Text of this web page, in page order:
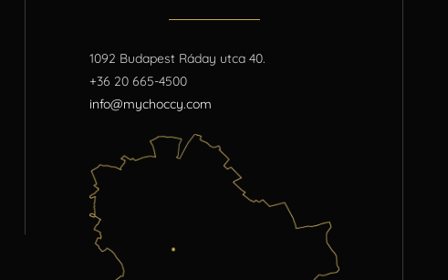
1092 Budapest Ráday utca 40.
+36 20 665-4500
info@mychoccy.com